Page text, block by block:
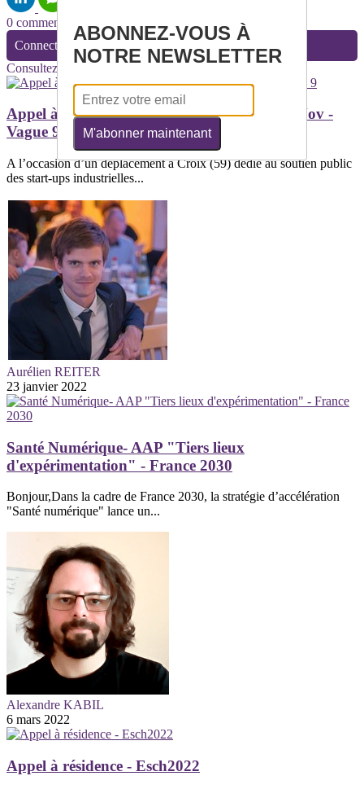
0 commentaire(s)
Connectez-vous pour laisser un commentaire
Consultez également
Appel à projets : Concours d'innovation - i-Nov -
Vague 9
A l’occasion d’un déplacement à Croix (59) dédié au soutien public
des start-ups industrielles...
Aurélien REITER
23 janvier 2022
Santé Numérique- AAP "Tiers lieux
d'expérimentation" - France 2030
Bonjour,Dans la cadre de France 2030, la stratégie d’accélération
"Santé numérique" lance un...
Alexandre KABIL
6 mars 2022
Appel à résidence - Esch2022
ABONNEZ-VOUS À
NOTRE NEWSLETTER
M'abonner maintenant